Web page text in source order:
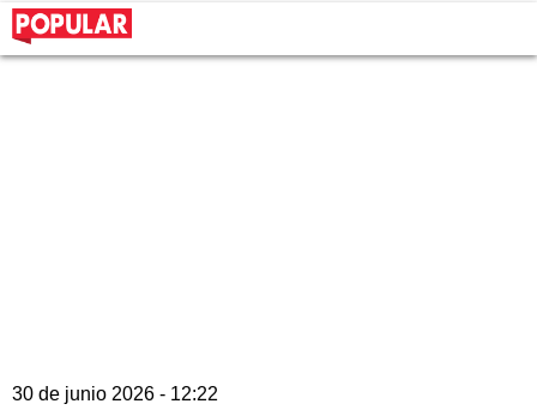
30 de junio 2026 - 12:22